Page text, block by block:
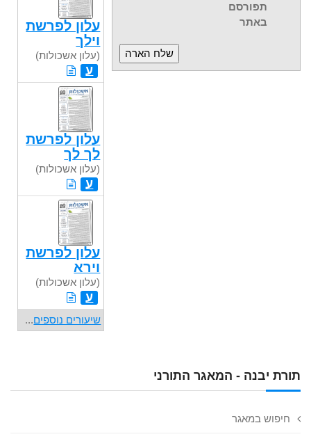
תורת יבנה - המאגר התורני
חיפוש במאגר
תפורסם
באתר
עלון לפרשת
וילך
(עלון אשכולות)
ע
עלון לפרשת
לך לך
(עלון אשכולות)
ע
עלון לפרשת
וירא
(עלון אשכולות)
ע
שיעורים נוספים...